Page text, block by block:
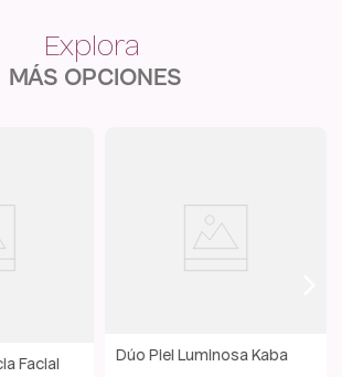
MÁS OPCIONES
Facial
Dúo Piel Luminosa Kaba